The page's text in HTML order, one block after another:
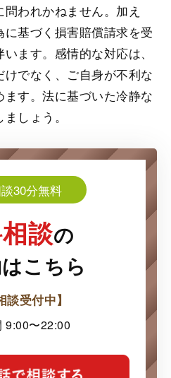
われかねません。加え
基づく損害賠償請求を受
ます。感情的な対応は、
でなく、ご自身が不利な
す。法に基づいた冷静な
しょう。
30分無料
談の
こちら
談受付中】
9:00〜22:00